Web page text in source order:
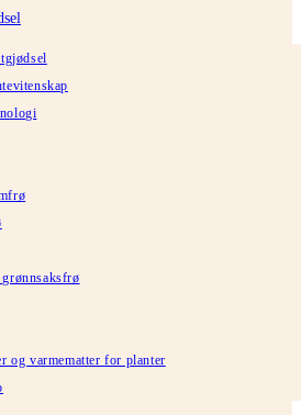
og varmematter for planter